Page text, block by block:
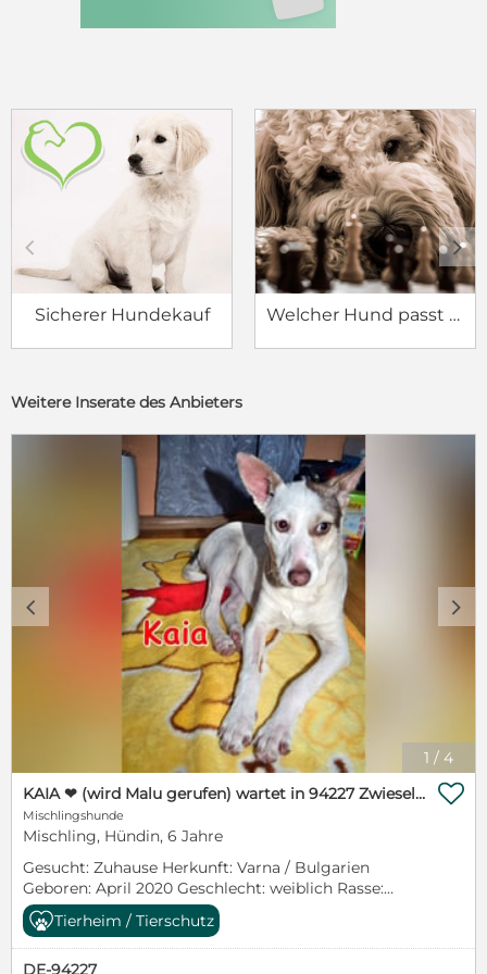
Sicherer Hundekauf Welcher Hund passt zu mir?
c d
Weitere Inserate des Anbieters
1 / 4
c d
KAIA ❤ (wird Malu gerufen) wartet in 94227 Zwiesel auf Dich
Mischlingshunde
Mischling, Hündin, 6 Jahre
Gesucht: Zuhause Herkunft: Varna / Bulgarien
Geboren: April 2020 Geschlecht: weiblich Rasse:
Strassenmix , mittel (40cm) Besonderheiten:
Verträglich mit: Hunden: ja Katzen: ja Kindern: ja
Charakter: freundlich, sozial, liebe junge Hundedame

Tierheim / Tierschutz
DE-94227